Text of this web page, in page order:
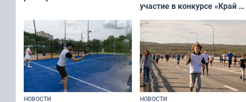
«Имандра» в 2026 года
участие в конкурсе «Край у
северной границы: фотогид
по Печенгскому округу»
НОВОСТИ НОВОСТИ